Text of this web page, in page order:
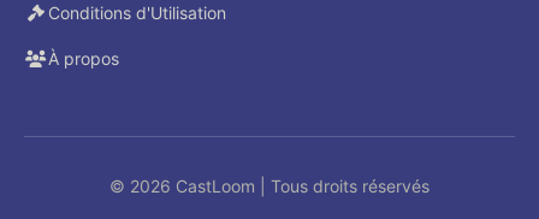
Conditions d'Utilisation
À propos
© 2026 CastLoom | Tous droits réservés